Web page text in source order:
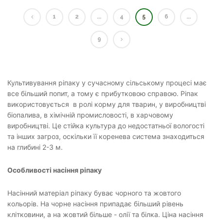
1 2 ... 4 5 6 ...
9
Культивування ріпаку у сучасному сільському процесі має
все більший попит, а тому є прибутковою справою. Ріпак
використовується в ролі корму для тварин, у виробництві
біопалива, в хімічній промисловості, в харчовому
виробництві. Це стійка культура до недостатньої вологості
та інших загроз, оскільки її коренева система знаходиться
на глибині 2-3 м.
Особливості насіння ріпаку
Насінний матеріал ріпаку буває чорного та жовтого
кольорів. На чорне насіння припадає більший рівень
клітковини, а на жовтий більше - олії та білка. Ціна насіння